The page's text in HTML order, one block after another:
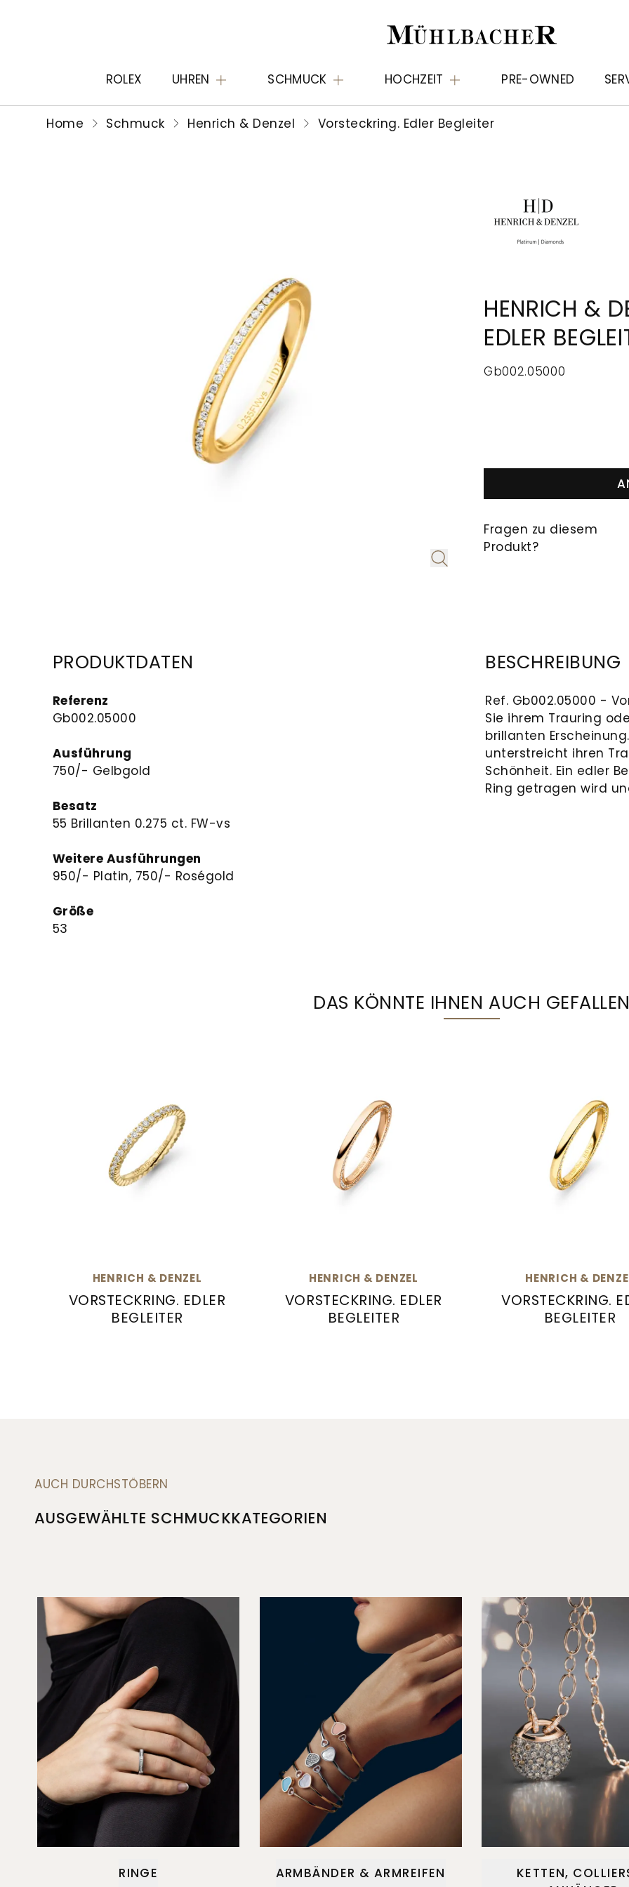
ROLEX UHREN SCHMUCK HOCHZEIT PRE-OWNED
Home Schmuck Henrich & Denzel Vorsteckring. Edler Begleiter
HENRICH &
EDLER
Gb002.05000
Fragen zu diesem
Produkt?
PRODUKTDATEN
Referenz
Gb002.05000
Ausführung
750/- Gelbgold
Besatz
55 Brillanten 0.275 ct. FW-vs
Weitere Ausführungen
950/- Platin, 750/- Roségold
Größe
53
BESCHREIBUNG
Ref. Gb002.05000 -
Sie ihrem Trauring
brillanten
unterstreicht ihren
Schönheit. Ein edler
Ring getragen wird
DAS KÖNNTE IHNEN AUCH
HENRICH & DENZEL
VORSTECKRING. EDLER
BEGLEITER
HENRICH & DENZEL
VORSTECKRING. EDLER
BEGLEITER
HENRICH &
VORSTECKRING.
BEGLEITER
AUCH DURCHSTÖBERN
AUSGEWÄHLTE SCHMUCKKATEGORIEN
RINGE ARMBÄNDER & ARMREIFEN
KETTEN,